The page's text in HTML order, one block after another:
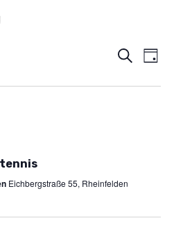
Suche
Tag
Eichbergstraße 55, Rheinfelden